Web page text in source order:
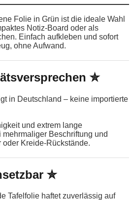
Folie in Grün ist die ideale Wahl
Notiz-Board oder als
Einfach aufkleben und sofort
ohne Aufwand.
✮
in Deutschland – keine importierte
und extrem lange
Beschriftung und
Kreide-Rückstände.
✮
Tafelfolie haftet zuverlässig auf